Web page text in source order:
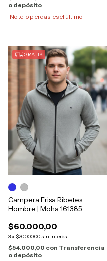
o depósito
¡No te lo pierdas, es el último!
GRATIS
Campera Frisa Ribetes
Hombre | Moha 161385
$60.000,00
3x $20.000,00 sin interés
$54.000,00 con Transferencia
o depósito